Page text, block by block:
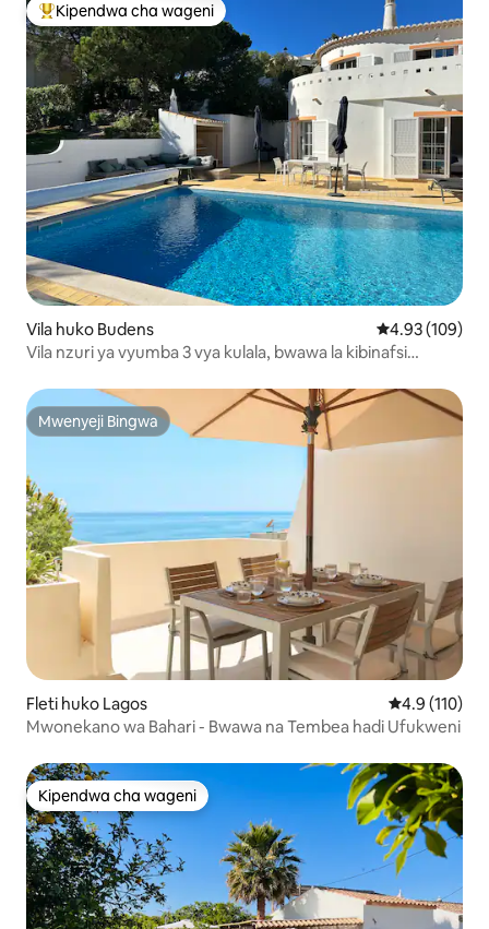
Kipendwa maarufu cha wageni
Kipendwa cha wageni
Vila huko Budens Ukadiriaji wa
4.93 (109)
Vila nzuri ya vyumba 3 vya kulala, bwawa la kibinafsi
Mwenyeji Bingwa
Mwenyeji Bingwa
Fleti huko Lagos Ukadiriaji wa
4.9 (110)
Mwonekano wa Bahari - Bwawa na Tembea hadi Ufukweni
Kipendwa cha wageni
Kipendwa cha wageni